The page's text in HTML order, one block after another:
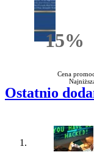
15%
Cena
Ostatnio